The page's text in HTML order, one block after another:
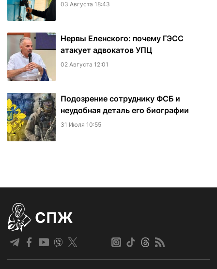
03 Августа 18:43
Нервы Еленского: почему ГЭСС
атакует адвокатов УПЦ
02 Августа 12:01
Подозрение сотруднику ФСБ и
неудобная деталь его биографии
31 Июля 10:55
СПЖ